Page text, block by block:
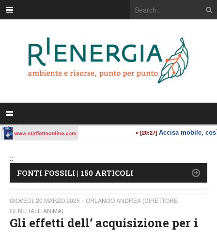
::
FONTI FOSSILI | 150 ARTICOLI
GIOVEDÌ, 20 MARZO 2025
ORLANDO ANDREA (DIRETTORE
GENERALE ANIMA)
Gli effetti dell’ acquisizione per i